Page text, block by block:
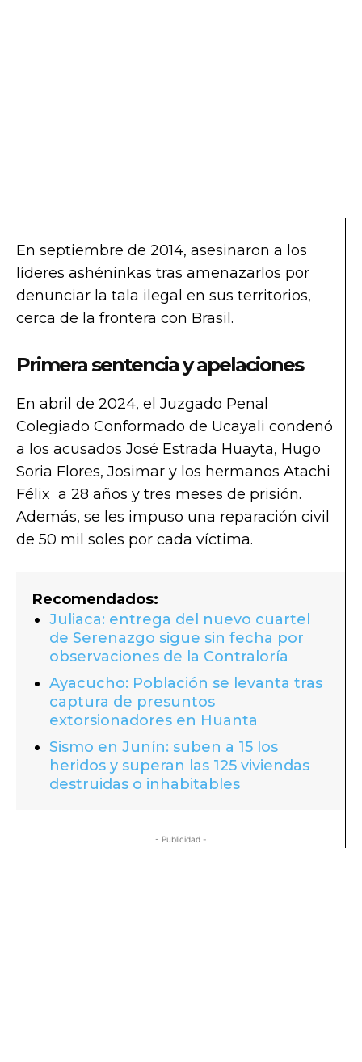
En septiembre de 2014, asesinaron a los
líderes ashéninkas tras amenazarlos por
denunciar la tala ilegal en sus territorios,
cerca de la frontera con Brasil.
Primera sentencia y apelaciones
En abril de 2024, el Juzgado Penal
Colegiado Conformado de Ucayali condenó
a los acusados José Estrada Huayta, Hugo
Soria Flores, Josimar y los hermanos Atachi
Félix a 28 años y tres meses de prisión.
Además, se les impuso una reparación civil
de 50 mil soles por cada víctima.
Recomendados:
Juliaca: entrega del nuevo cuartel
de Serenazgo sigue sin fecha por
observaciones de la Contraloría
Ayacucho: Población se levanta tras
captura de presuntos
extorsionadores en Huanta
Sismo en Junín: suben a 15 los
heridos y superan las 125 viviendas
destruidas o inhabitables
- Publicidad -